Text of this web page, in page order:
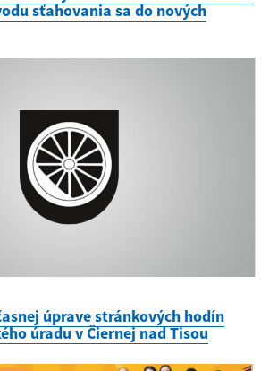
sťahovania sa do nových
úprave stránkových hodín
úradu v Čiernej nad Tisou